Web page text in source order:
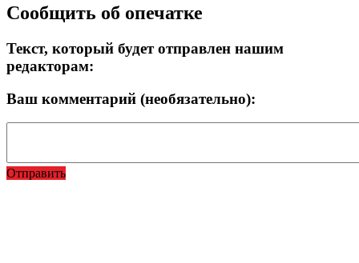
Сообщить об опечатке
Текст, который будет отправлен нашим
редакторам:
Ваш комментарий (необязательно):
Отправить